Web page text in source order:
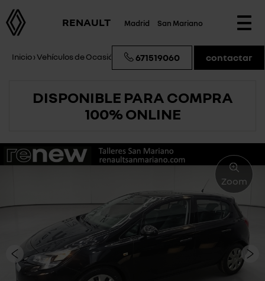
RENAULT Madrid San Mariano
Inicio›Vehículos de Ocasión Opel Corsa Business
671519060 contactar
DISPONIBLE PARA COMPRA
100% ONLINE
Zoom